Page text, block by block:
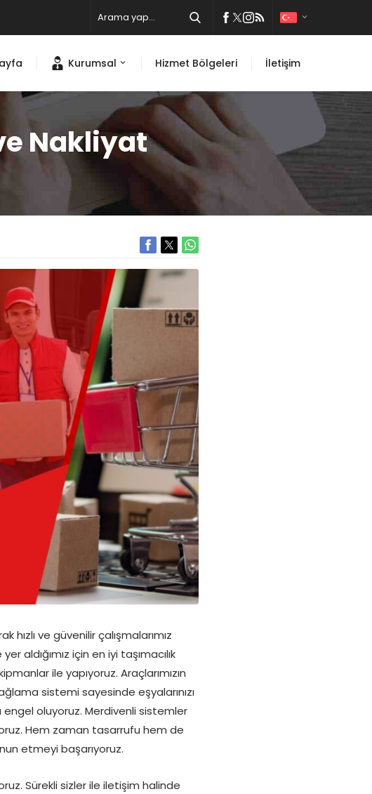
Kurumsal Hizmet Bölgeleri İletişim
Nakliyat
ve güvenilir çalışmalarımız
aldığımız için en iyi taşımacılık
ile yapıyoruz. Araçlarımızın
sistemi sayesinde eşyalarınızı
engel oluyoruz. Merdivenli sistemler
Hem zaman tasarrufu hem de
etmeyi başarıyoruz.
Sürekli sizler ile iletişim halinde